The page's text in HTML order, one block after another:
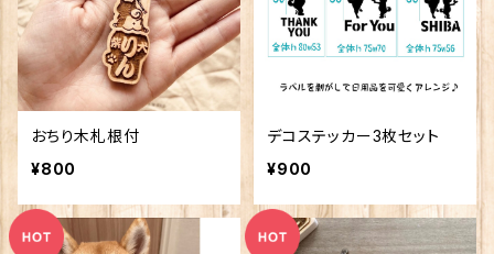
おちり木札根付
¥800
デコステッカー3枚セット
¥900